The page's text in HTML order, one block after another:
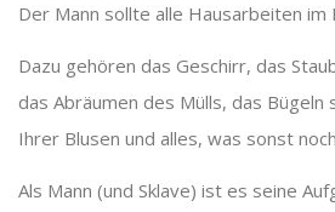
Der Mann sollte alle Hausarbeiten im
Dazu gehören das Geschirr, das
das Abräumen des Mülls, das Bügeln
Ihrer Blusen und alles, was sonst
Als Mann (und Sklave) ist es seine